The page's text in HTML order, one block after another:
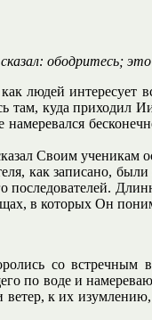
ободритесь;
людей интересует
куда приходил
Своим ученикам
как записано,
последователей.
в которых Он
со
по воде и
ветер, к их